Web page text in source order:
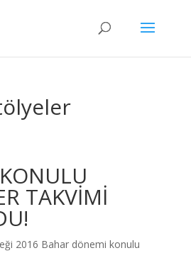
TAKVİMİ
2016 Bahar dönemi konulu